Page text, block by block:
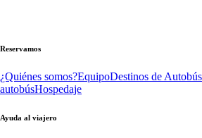
Reservamos
¿Quiénes somos?EquipoDestinos de
autobúsHospedaje
Ayuda al viajero